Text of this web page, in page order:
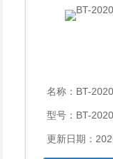
名称： BT-
型号：BT-2020
更新日期：